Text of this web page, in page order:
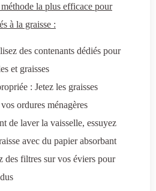
la plus efficace pour
à la graisse :
des contenants dédiés pour
et graisses
: Jetez les graisses
ordures ménagères
de laver la vaisselle, essuyez
avec du papier absorbant
des filtres sur vos éviers pour